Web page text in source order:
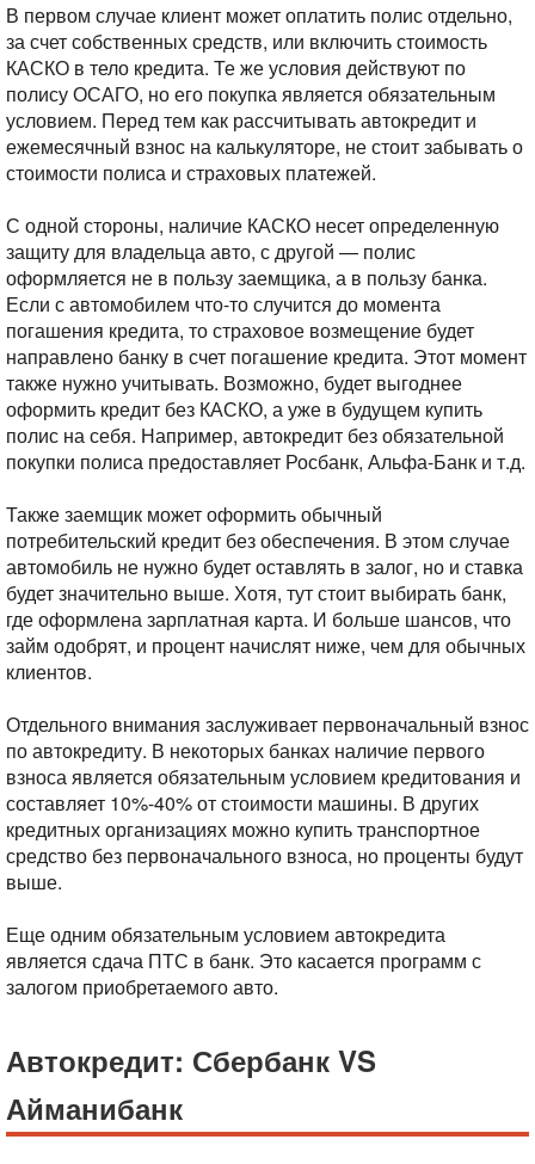
В первом случае клиент может оплатить полис отдельно,
за счет собственных средств, или включить стоимость
КАСКО в тело кредита. Те же условия действуют по
полису ОСАГО, но его покупка является обязательным
условием. Перед тем как рассчитывать автокредит и
ежемесячный взнос на калькуляторе, не стоит забывать о
стоимости полиса и страховых платежей.
С одной стороны, наличие КАСКО несет определенную
защиту для владельца авто, с другой — полис
оформляется не в пользу заемщика, а в пользу банка.
Если с автомобилем что-то случится до момента
погашения кредита, то страховое возмещение будет
направлено банку в счет погашение кредита. Этот момент
также нужно учитывать. Возможно, будет выгоднее
оформить кредит без КАСКО, а уже в будущем купить
полис на себя. Например, автокредит без обязательной
покупки полиса предоставляет Росбанк, Альфа-Банк и т.д.
Также заемщик может оформить обычный
потребительский кредит без обеспечения. В этом случае
автомобиль не нужно будет оставлять в залог, но и ставка
будет значительно выше. Хотя, тут стоит выбирать банк,
где оформлена зарплатная карта. И больше шансов, что
займ одобрят, и процент начислят ниже, чем для обычных
клиентов.
Отдельного внимания заслуживает первоначальный взнос
по автокредиту. В некоторых банках наличие первого
взноса является обязательным условием кредитования и
составляет 10%-40% от стоимости машины. В других
кредитных организациях можно купить транспортное
средство без первоначального взноса, но проценты будут
выше.
Еще одним обязательным условием автокредита
является сдача ПТС в банк. Это касается программ с
залогом приобретаемого авто.
Автокредит: Сбербанк VS
Айманибанк